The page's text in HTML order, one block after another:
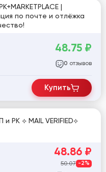
|
по почте и отлёжка
48.75 ₽
0 отзывов
Купить
РК ⟡ MAIL VERIFIED⟡
48.86 ₽
50.07 -2%